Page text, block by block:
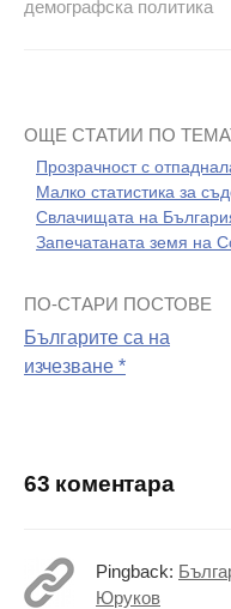
демографска политика
ОЩЕ СТАТИИ ПО
Прозрачност с
Малко статистика за
Свлачищата на
Запечатаната земя на
Навигация
на
ПО-СТАРИ ПОСТОВЕ
Българите са на
изчезване *
63 коментара
Pingback:
Юруков